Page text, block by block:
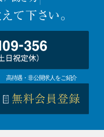
高待遇・非公開求人をご紹介